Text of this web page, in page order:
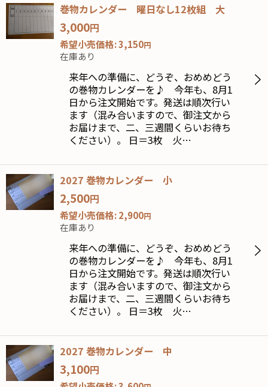
巻物カレンダー 曜日なし12枚組 大
3,000円
希望小売価格:3,150円
在庫あり
来年への準備に、どうぞ、おめめどう
の巻物カレンダーを♪ 今年も、8月1
日から注文開始です。発送は順次行い
ます（混み合いますので、御注文から
お届けまで、二、三週間くらいお待ち
ください）。 日＝3枚 火…
2027 巻物カレンダー 小
2,500円
希望小売価格:2,900円
在庫あり
来年への準備に、どうぞ、おめめどう
の巻物カレンダーを♪ 今年も、8月1
日から注文開始です。発送は順次行い
ます（混み合いますので、御注文から
お届けまで、二、三週間くらいお待ち
ください）。 日＝3枚 火…
2027 巻物カレンダー 中
3,100円